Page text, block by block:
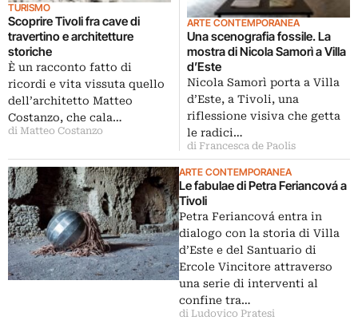
TURISMO
Scoprire Tivoli fra cave di
travertino e architetture
storiche
È un racconto fatto di
ricordi e vita vissuta quello
dell’architetto Matteo
Costanzo, che cala…
di Matteo Costanzo
ARTE CONTEMPORANEA
Una scenografia fossile. La
mostra di Nicola Samorì a Villa
d’Este
Nicola Samorì porta a Villa
d’Este, a Tivoli, una
riflessione visiva che getta
le radici…
di Francesca de Paolis
ARTE CONTEMPORANEA
Le fabulae di Petra Feriancová a
Tivoli
Petra Feriancová entra in
dialogo con la storia di Villa
d’Este e del Santuario di
Ercole Vincitore attraverso
una serie di interventi al
confine tra…
di Ludovico Pratesi